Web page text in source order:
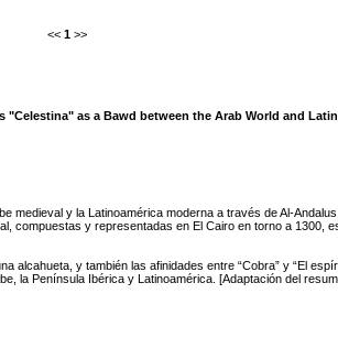
<< 1 >>
as a Bawd between the Arab World and
y la Latinoamérica moderna a través de Al-
y representadas en El Cairo en torno a 1300,
alcahueta, y también las afinidades entre “Cobra” y “El
la Península Ibérica y Latinoamérica. [Adaptación del